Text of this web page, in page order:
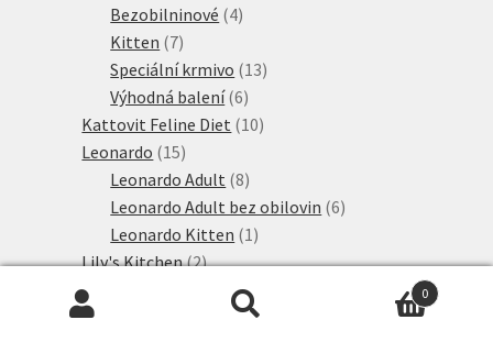
produktů
Bezobilninové 44
Kitten 77
produktů
Speciální krmivo 1313
Výhodná balení 66
produktů
Kattovit Feline Diet 1010
Leonardo 1515
produktů
Leonardo Adult 88
produktů
Leonardo Adult bez obilovin 66
Leonardo Kitten 1 1
produkt
Lily's Kitchen 22
produkty
Lucky Lou
produktů
MAC's
0